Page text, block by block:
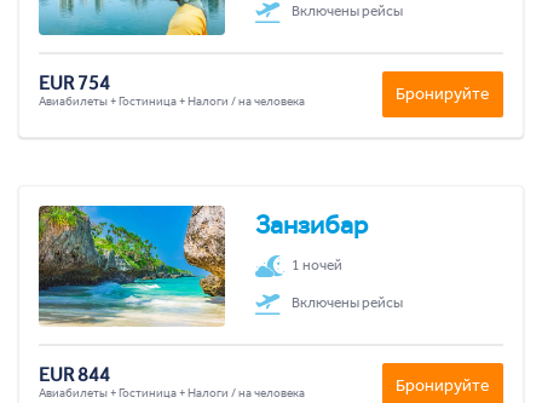
Включены рейсы
EUR 754
Авиабилеты + Гостиница + Налоги / на человека Бронируйте
Занзибар
1 ночей
Включены рейсы
EUR 844
Авиабилеты + Гостиница + Налоги / на человека Бронируйте